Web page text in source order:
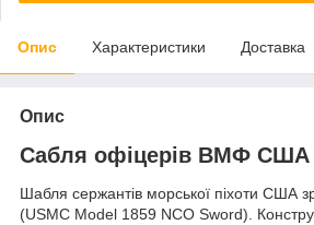
Опис Характеристики Доставка
Опис
Сабля офіцерів ВМФ США
Шабля сержантів морської піхоти США
(USMC Model 1859 NCO Sword).